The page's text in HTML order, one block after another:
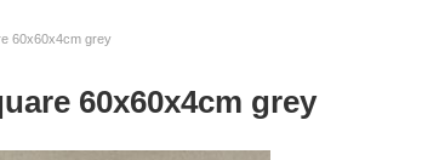
60x60x4cm grey
60x60x4cm grey